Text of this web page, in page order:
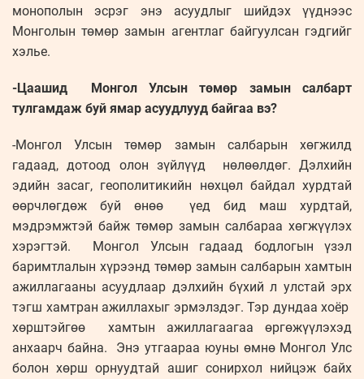
монополын эсрэг энэ асуудлыг шийдэх үүднээс
Монголын төмөр замын агентлаг байгуулсан гэдгийг
хэлье.
-Цаашид Монгол Улсын төмөр замын салбарт
тулгамдаж буй ямар асуудлууд байгаа вэ?
-Монгол Улсын төмөр замын салбарын хөгжилд
гадаад, дотоод олон зүйлүүд нөлөөлдөг. Дэлхийн
эдийн засаг, геополитикийн нөхцөл байдал хурдтай
өөрчлөгдөж буй өнөө үед бид маш хурдтай,
мэдрэмжтэй байж төмөр замын салбараа хөгжүүлэх
хэрэгтэй. Монгол Улсын гадаад бодлогын үзэл
баримтлалын хүрээнд төмөр замын салбарын хамтын
ажиллагааны асуудлаар дэлхийн бүхий л улстай эрх
тэгш хамтран ажиллахыг эрмэлздэг. Тэр дундаа хоёр
хөрштэйгөө хамтын ажиллагаагаа өргөжүүлэхэд
анхаарч байна. Энэ утгаараа юуны өмнө Монгол Улс
болон хөрш орнуудтай ашиг сонирхол нийцэж байх